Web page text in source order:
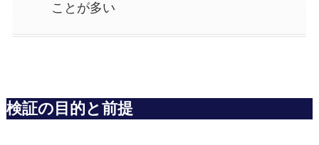
ことが多い
検証の目的と前提